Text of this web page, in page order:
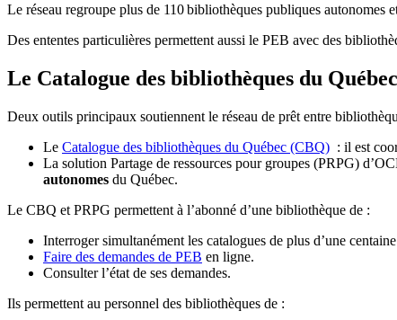
Le réseau regroupe plus de 110bibliothèques publiques autonomes
Des ententes particulières permettent aussi le PEB avec des
Le Catalogue des bibliothèques du
Deux outils principaux soutiennent le réseau de prêt entre
Le Catalogue des bibliothèques du Québec (CBQ) : il est
La solution Partage de ressources pour groupes (PRPG)
autonomes du Québec.
Le CBQ et PRPG permettent à l’abonné d’une bibliothèque de :
Interroger simultanément les catalogues de plus d’une
Faire des demandes de PEB en ligne.
Consulter l’état de ses demandes.
Ils permettent au personnel des bibliothèques de :